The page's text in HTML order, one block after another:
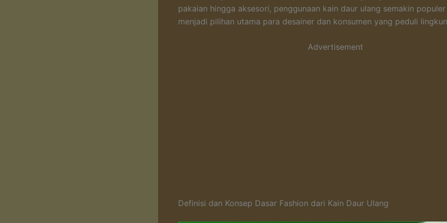
pakaian hingga aksesori, penggunaan kain daur ulang semakin populer
menjadi pilihan utama para desainer dan konsumen yang peduli
Advertisement
Definisi dan Konsep Dasar Fashion dari Kain Daur Ulang